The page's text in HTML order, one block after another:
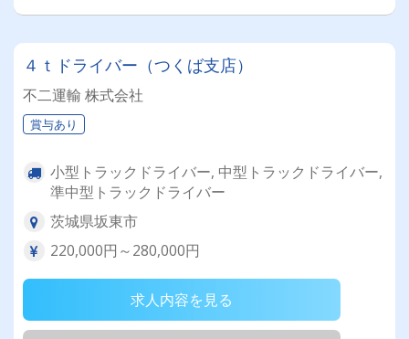
４ｔドライバー（つくば支店）
不二運輸 株式会社
賞与あり
小型トラックドライバー, 中型トラックドライバー,
準中型トラックドライバー
茨城県坂東市
220,000円～280,000円
求人内容を見る